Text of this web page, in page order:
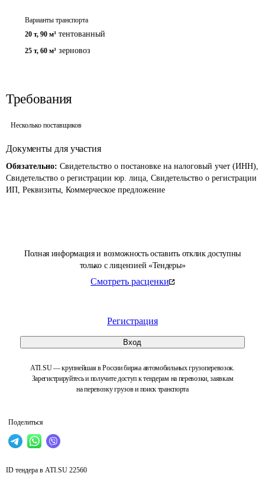
Полная информация и возможность оставить отклик доступны
только с лицензией «Тендеры»
Смотреть расценки
Регистрация
Вход
ATI.SU — крупнейшая в России биржа автомобильных грузоперевозок.
Зарегистрируйтесь и получите доступ к тендерам на перевозки, заявкам
на перевозку грузов и поиск транспорта
Поделиться
Варианты транспорта
20 т, 90 м³ тентованный
25 т, 60 м³ зерновоз
Требования
Несколько поставщиков
Документы для участия
Обязательно: Свидетельство о постановке на налоговый учет (ИНН),
Свидетельство о регистрации юр. лица, Свидетельство о регистрации
ИП, Реквизиты, Коммерческое предложение
ID тендера в ATI.SU 22560